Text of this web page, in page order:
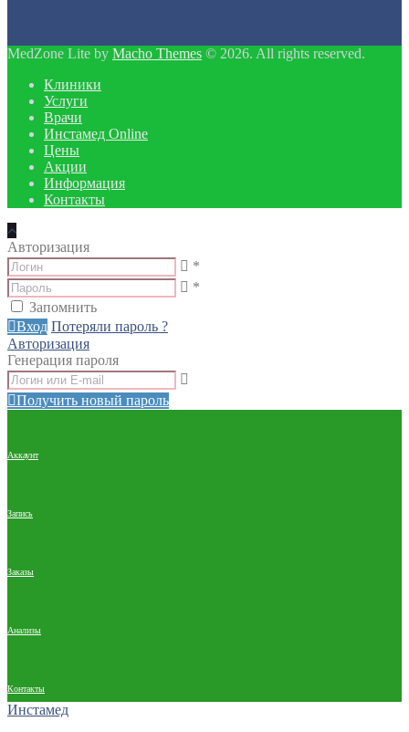
MedZone Lite by Macho Themes © 2026. All rights reserved.
Клиники
Услуги
Врачи
Инстамед Online
Цены
Акции
Информация
Контакты
Авторизация
*
*
Запомнить
Вход Потеряли пароль ?
Авторизация
Генерация пароля
Получить новый пароль
Аккаунт
Запись
Заказы
Анализы
Контакты
Инстамед